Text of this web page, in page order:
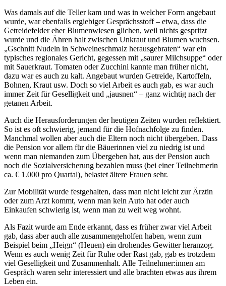
Was damals auf die Teller kam und was in welcher Form angebaut
wurde, war ebenfalls ergiebiger Gesprächsstoff – etwa, dass die
Getreidefelder eher Blumenwiesen glichen, weil nichts gespritzt
wurde und die Ähren halt zwischen Unkraut und Blumen wuchsen.
„Gschnitt Nudeln in Schweineschmalz herausgebraten“ war ein
typisches regionales Gericht, gegessen mit „saurer Milchsuppe“ oder
mit Sauerkraut. Tomaten oder Zucchini kannte man früher nicht,
dazu war es auch zu kalt. Angebaut wurden Getreide, Kartoffeln,
Bohnen, Kraut usw. Doch so viel Arbeit es auch gab, es war auch
immer Zeit für Geselligkeit und „jausnen“ – ganz wichtig nach der
getanen Arbeit.
Auch die Herausforderungen der heutigen Zeiten wurden reflektiert.
So ist es oft schwierig, jemand für die Hofnachfolge zu finden.
Manchmal wollen aber auch die Eltern noch nicht übergeben. Dass
die Pension vor allem für die Bäuerinnen viel zu niedrig ist und
wenn man niemanden zum Übergeben hat, aus der Pension auch
noch die Sozialversicherung bezahlen muss (bei einer Teilnehmerin
ca. € 1.000 pro Quartal), belastet ältere Frauen sehr.
Zur Mobilität wurde festgehalten, dass man nicht leicht zur Ärztin
oder zum Arzt kommt, wenn man kein Auto hat oder auch
Einkaufen schwierig ist, wenn man zu weit weg wohnt.
Als Fazit wurde am Ende erkannt, dass es früher zwar viel Arbeit
gab, dass aber auch alle zusammengeholfen haben, wenn zum
Beispiel beim „Heign“ (Heuen) ein drohendes Gewitter heranzog.
Wenn es auch wenig Zeit für Ruhe oder Rast gab, gab es trotzdem
viel Geselligkeit und Zusammenhalt. Alle Teilnehmer:innen am
Gespräch waren sehr interessiert und alle brachten etwas aus ihrem
Leben ein.